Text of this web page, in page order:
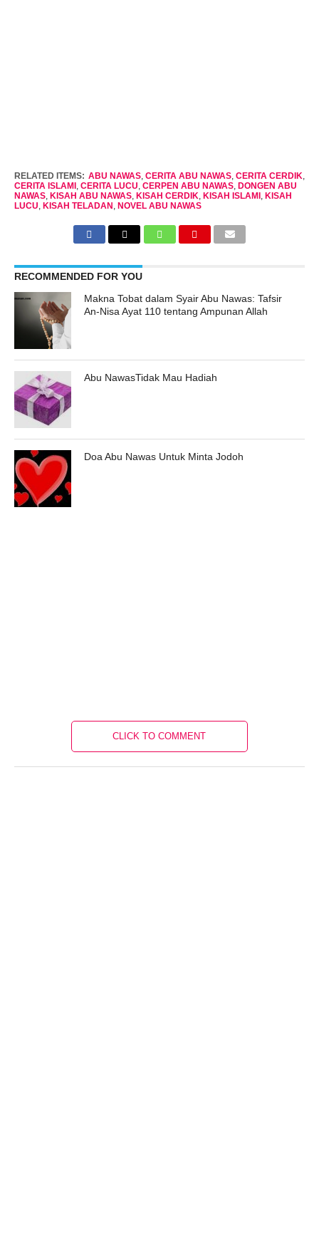
RELATED ITEMS: ABU NAWAS, CERITA ABU NAWAS, CERITA CERDIK,
CERITA ISLAMI , CERITA LUCU, CERPEN ABU NAWAS, DONGEN ABU
NAWAS, KISAH ABU NAWAS, KISAH CERDIK, KISAH ISLAMI , KISAH
LUCU, KISAH TELADAN , NOVEL ABU NAWAS
RECOMMENDED FOR YOU
Makna Tobat dalam Syair Abu Nawas: Tafsir
An-Nisa Ayat 110 tentang Ampunan Allah
Abu NawasTidak Mau Hadiah
Doa Abu Nawas Untuk Minta Jodoh
CLICK TO COMMENT